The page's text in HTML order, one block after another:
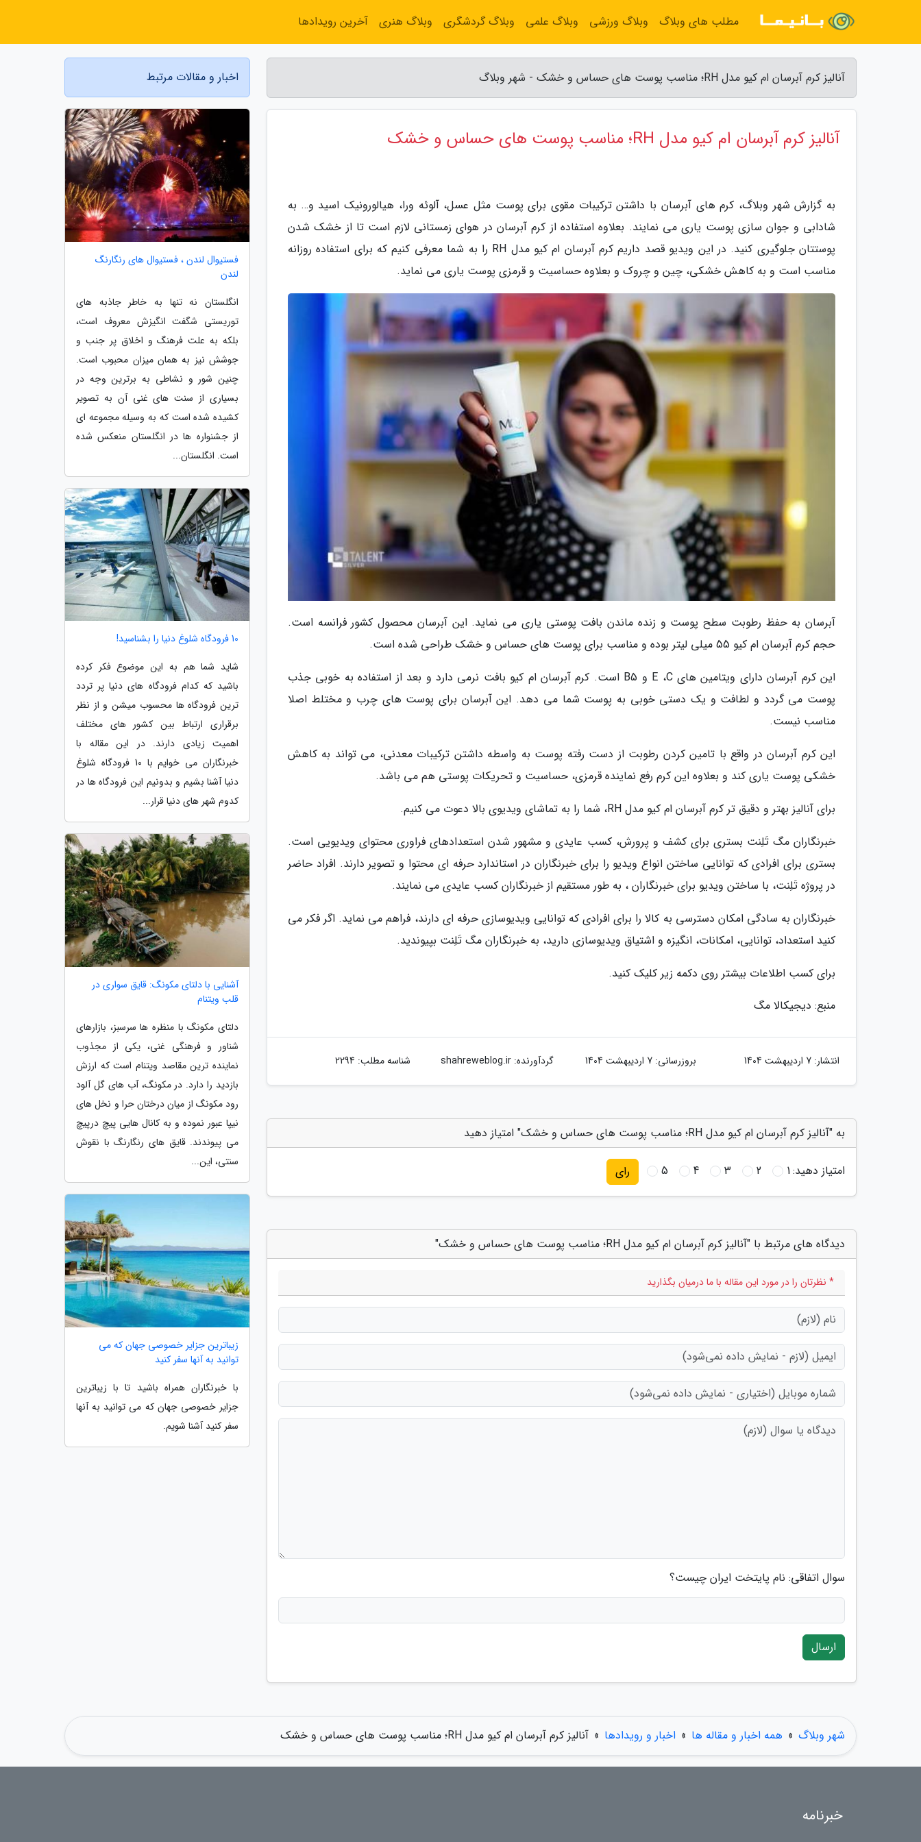
آنالیز کرم آبرسان ام کیو مدل RH؛ مناسب پوست های حساس و خشک - شهر وبلاگ
آنالیز کرم آبرسان ام کیو مدل RH؛ مناسب پوست های حساس و خشک
به گزارش شهر وبلاگ، کرم های آبرسان با داشتن ترکیبات مقوی برای پوست مثل عسل، آلوئه ورا، هیالورونیک اسید و… به
شادابی و جوان سازی پوست یاری می نمایند. بعلاوه استفاده از کرم آبرسان در هوای زمستانی لازم است تا از خشک شدن
پوستتان جلوگیری کنید. در این ویدیو قصد داریم کرم آبرسان ام کیو مدل RH را به شما معرفی کنیم که برای استفاده روزانه
مناسب است و به کاهش خشکی، چین و چروک و بعلاوه حساسیت و قرمزی پوست یاری می نماید.
آبرسان به حفظ رطوبت سطح پوست و زنده ماندن بافت پوستی یاری می نماید. این آبرسان محصول کشور فرانسه است.
حجم کرم آبرسان ام کیو 55 میلی لیتر بوده و مناسب برای پوست های حساس و خشک طراحی شده است.
این کرم آبرسان دارای ویتامین های E ،C و B5 است. کرم آبرسان ام کیو بافت نرمی دارد و بعد از استفاده به خوبی جذب
پوست می گردد و لطافت و یک دستی خوبی به پوست شما می دهد. این آبرسان برای پوست های چرب و مختلط اصلا
مناسب نیست.
این کرم آبرسان در واقع با تامین کردن رطوبت از دست رفته پوست به واسطه داشتن ترکیبات معدنی، می تواند به کاهش
خشکی پوست یاری کند و بعلاوه این کرم رفع نماینده قرمزی، حساسیت و تحریکات پوستی هم می باشد.
برای آنالیز بهتر و دقیق تر کرم آبرسان ام کیو مدل RH، شما را به تماشای ویدیوی بالا دعوت می کنیم.
خبرنگاران مگ تَلِنت بستری برای کشف و پرورش، کسب عایدی و مشهور شدن استعدادهای فراوری محتوای ویدیویی است.
بستری برای افرادی که توانایی ساختن انواع ویدیو را برای خبرنگاران در استاندارد حرفه ای محتوا و تصویر دارند. افراد حاضر
در پروژه تَلِنت، با ساختن ویدیو برای خبرنگاران ، به طور مستقیم از خبرنگاران کسب عایدی می نمایند.
خبرنگاران به سادگی امکان دسترسی به کالا را برای افرادی که توانایی ویدیوسازی حرفه ای دارند، فراهم می نماید. اگر فکر می
کنید استعداد، توانایی، امکانات، انگیزه و اشتیاق ویدیوسازی دارید، به خبرنگاران مگ تَلِنت بپیوندید.
برای کسب اطلاعات بیشتر روی دکمه زیر کلیک کنید.
منبع: دیجیکالا مگ
انتشار: 7 اردیبهشت 1404 بروزرسانی: 7 اردیبهشت 1404 گردآورنده:shahreweblog.ir شناسه مطلب: 2294
به "آنالیز کرم آبرسان ام کیو مدل RH؛ مناسب پوست های حساس و خشک" امتیاز دهید
امتیاز دهید:1
2
3
4
5 رای
دیدگاه های مرتبط با "آنالیز کرم آبرسان ام کیو مدل RH؛ مناسب پوست های حساس و خشک"
* نظرتان را در مورد این مقاله با ما درمیان بگذارید
سوال اتفاقی: نام پایتخت ایران چیست؟
ارسال
اخبار و مقالات مرتبط
فستیوال لندن ، فستیوال های رنگارنگ
لندن
انگلستان نه تنها به خاطر جاذبه های
توریستی شگفت انگیزش معروف است،
بلکه به علت فرهنگ و اخلاق پر جنب و
جوشش نیز به همان میزان محبوب است.
چنین شور و نشاطی به برترین وجه در
بسیاری از سنت های غنی آن به تصویر
کشیده شده است که به وسیله مجموعه ای
از جشنواره ها در انگلستان منعکس شده
است. انگلستان...
10 فرودگاه شلوغ دنیا را بشناسید!
شاید شما هم به این موضوع فکر کرده
باشید که کدام فرودگاه های دنیا پر تردد
ترین فرودگاه ها محسوب میشن و از نظر
برقراری ارتباط بین کشور های مختلف
اهمیت زیادی دارند. در این مقاله با
خبرنگاران می خوایم با 10 فرودگاه شلوغ
دنیا آشنا بشیم و بدونیم این فرودگاه ها در
کدوم شهر های دنیا قرار...
آشنایی با دلتای مکونگ: قایق سواری در
قلب ویتنام
دلتای مکونگ با منظره ها سرسبز، بازارهای
شناور و فرهنگی غنی، یکی از مجذوب
نماینده ترین مقاصد ویتنام است که ارزش
بازدید را دارد. در مکونگ، آب های گل آلود
رود مکونگ از میان درختان حرا و نخل های
نیپا عبور نموده و به کانال هایی پیچ درپیچ
می پیوندند. قایق های رنگارنگ با نقوش
سنتی، این...
زیباترین جزایر خصوصی جهان که می
توانید به آنها سفر کنید
با خبرنگاران همراه باشید تا با زیباترین
جزایر خصوصی جهان که می توانید به آنها
سفر کنید آشنا شویم.
شهر وبلاگ » همه اخبار و مقاله ها » اخبار و رویدادها » آنالیز کرم آبرسان ام کیو مدل RH؛ مناسب پوست های حساس و خشک
مطلب های وبلاگ وبلاگ ورزشی وبلاگ علمی وبلاگ گردشگری وبلاگ هنری آخرین رویدادها
خبرنامه